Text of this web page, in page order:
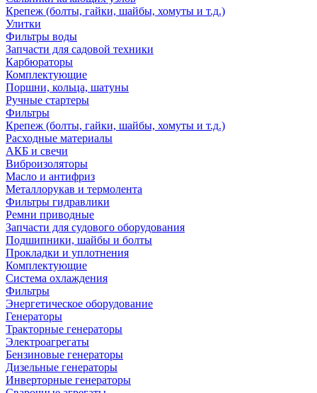
Крепеж (болты, гайки, шайбы, хомуты и т.д.)
Улитки
Фильтры воды
Запчасти для садовой техники
Карбюраторы
Комплектующие
Поршни, кольца, шатуны
Ручные стартеры
Фильтры
Крепеж (болты, гайки, шайбы, хомуты и т.д.)
Расходные материалы
АКБ и свечи
Виброизоляторы
Масло и антифриз
Металлорукав и термолента
Фильтры гидравлики
Ремни приводные
Запчасти для судового оборудования
Подшипники, шайбы и болты
Прокладки и уплотнения
Комплектующие
Система охлаждения
Фильтры
Энергетическое оборудование
Генераторы
Тракторные генераторы
Электроагрегаты
Бензиновые генераторы
Дизельные генераторы
Инверторные генераторы